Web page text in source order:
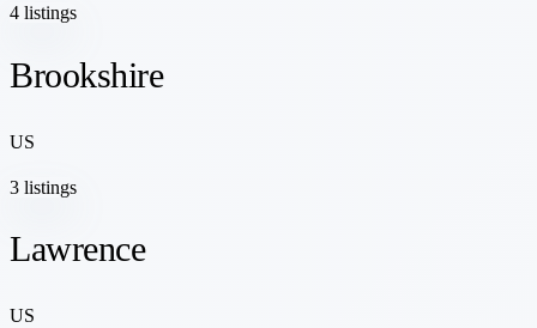
4 listings
Brookshire
US
3 listings
Lawrence
US